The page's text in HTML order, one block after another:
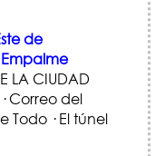
de
LA CIUDAD
Correo del
Todo · El túnel